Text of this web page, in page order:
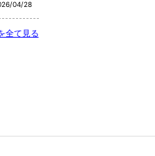
04/28
全て見る